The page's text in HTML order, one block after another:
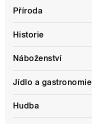
Příroda
Historie
Náboženství
Jídlo a gastronomie
Hudba